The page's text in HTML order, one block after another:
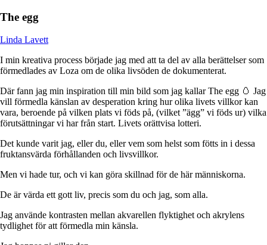
The egg
Linda Lavett
I min kreativa process började jag med att ta del av alla berättelser som
förmedlades av Loza om de olika livsöden de dokumenterat.
Där fann jag min inspiration till min bild som jag kallar The egg 🥚 Jag
vill förmedla känslan av desperation kring hur olika livets villkor kan
vara, beroende på vilken plats vi föds på, (vilket ”ägg” vi föds ur) vilka
förutsättningar vi har från start. Livets orättvisa lotteri.
Det kunde varit jag, eller du, eller vem som helst som fötts in i dessa
fruktansvärda förhållanden och livsvillkor.
Men vi hade tur, och vi kan göra skillnad för de här människorna.
De är värda ett gott liv, precis som du och jag, som alla.
Jag använde kontrasten mellan akvarellen flyktighet och akrylens
tydlighet för att förmedla min känsla.